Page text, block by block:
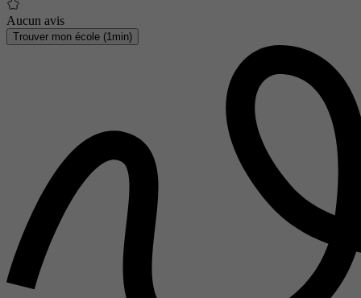
Aucun avis
Trouver mon école (1min)